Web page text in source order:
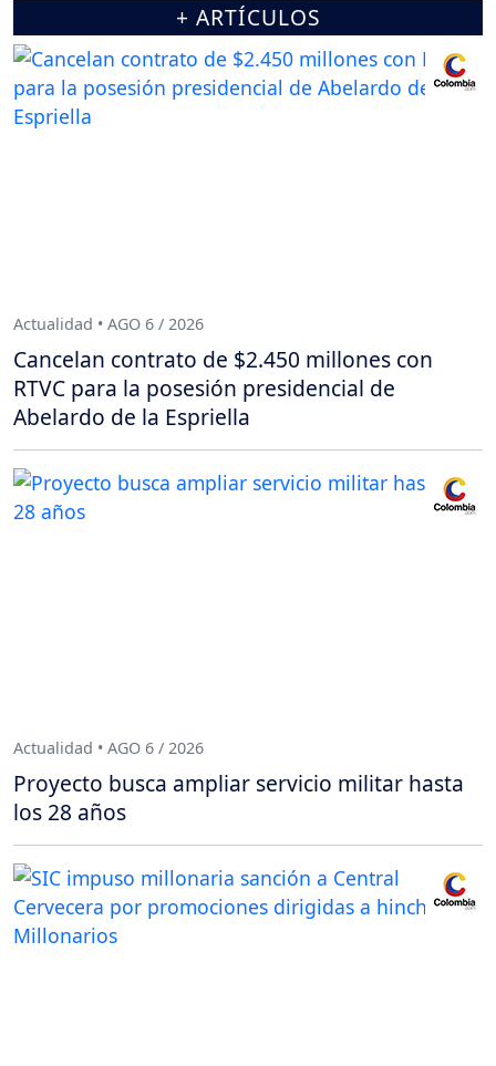
+ ARTÍCULOS
Actualidad • AGO 6 / 2026
Cancelan contrato de $2.450 millones con
RTVC para la posesión presidencial de
Abelardo de la Espriella
Actualidad • AGO 6 / 2026
Proyecto busca ampliar servicio militar hasta
los 28 años